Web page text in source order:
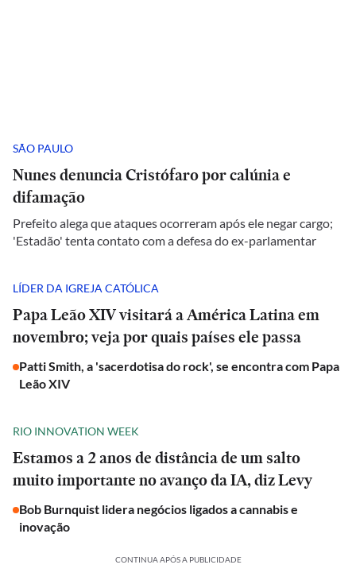
SÃO PAULO
Nunes denuncia Cristófaro por calúnia e
difamação
Prefeito alega que ataques ocorreram após ele negar cargo;
'Estadão' tenta contato com a defesa do ex-parlamentar
LÍDER DA IGREJA CATÓLICA
Papa Leão XIV visitará a América Latina em
novembro; veja por quais países ele passa
Patti Smith, a 'sacerdotisa do rock', se encontra com Papa
Leão XIV
RIO INNOVATION WEEK
Estamos a 2 anos de distância de um salto
muito importante no avanço da IA, diz Levy
Bob Burnquist lidera negócios ligados a cannabis e
inovação
CONTINUA APÓS A PUBLICIDADE